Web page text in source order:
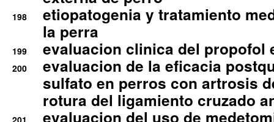
198
etiopatogenia y tratamiento
la perra
199 evaluacion clinica del propofol
200
evaluacion de la eficacia
sulfato en perros con artrosis
rotura del ligamiento cruzado
evaluacion del uso de